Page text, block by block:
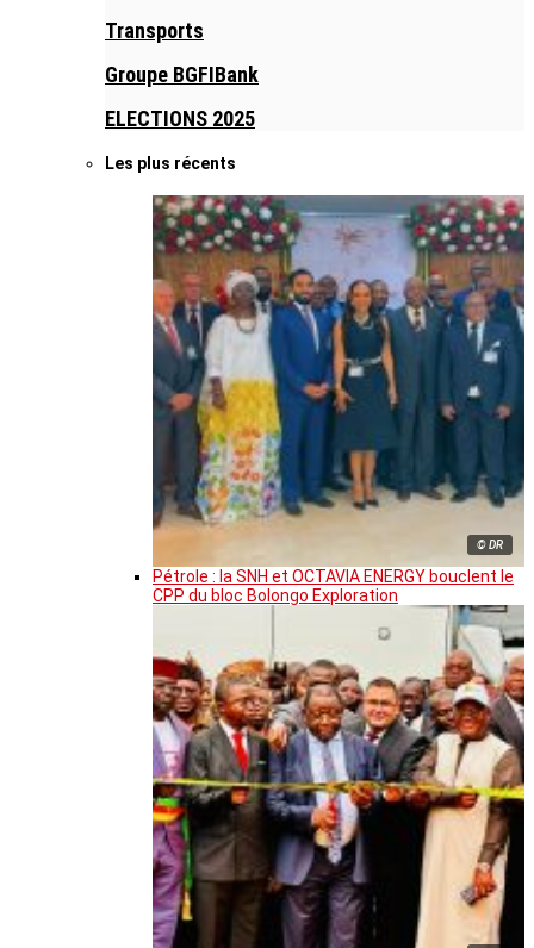
Transports
Groupe BGFIBank
ELECTIONS 2025
Les plus récents
© DR
Pétrole : la SNH et OCTAVIA ENERGY bouclent le
CPP du bloc Bolongo Exploration